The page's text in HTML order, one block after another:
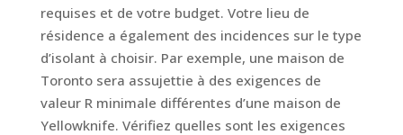
requises et de votre budget. Votre lieu de
résidence a également des incidences sur le type
d’isolant à choisir. Par exemple, une maison de
Toronto sera assujettie à des exigences de
valeur R minimale différentes d’une maison de
Yellowknife. Vérifiez quelles sont les exigences